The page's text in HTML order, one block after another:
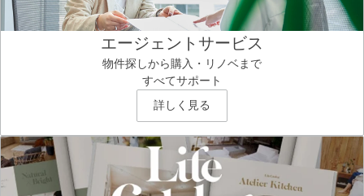
エージェントサービス
物件探しから購入・リノベまで
すべてサポート
詳しく見る